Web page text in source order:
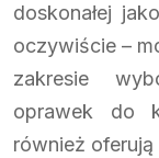
doskonałej
oczywiście –
zakresie
oprawek do
również